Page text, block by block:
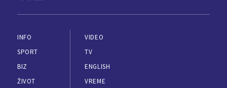
INFO
SPORT
BIZ
ŽIVOT
VIDEO
TV
ENGLISH
VREME